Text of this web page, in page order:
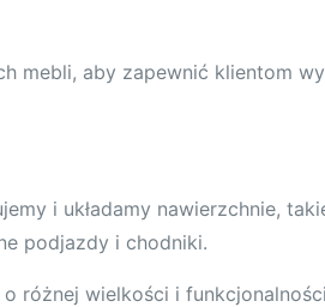
mebli, aby zapewnić klientom
i układamy nawierzchnie,
podjazdy i chodniki.
różnej wielkości i